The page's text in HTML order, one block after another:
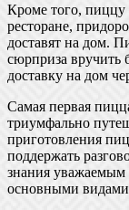
Кроме того, пиццу
ресторане,
доставят на дом.
сюрприза вручить
доставку на дом
Самая первая
триумфально
приготовления
поддержать
знания уважаемым
основными